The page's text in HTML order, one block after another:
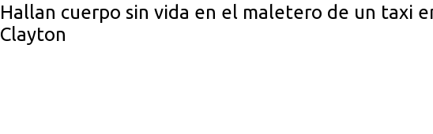
Hallan cuerpo sin vida en el maletero de un taxi
Clayton